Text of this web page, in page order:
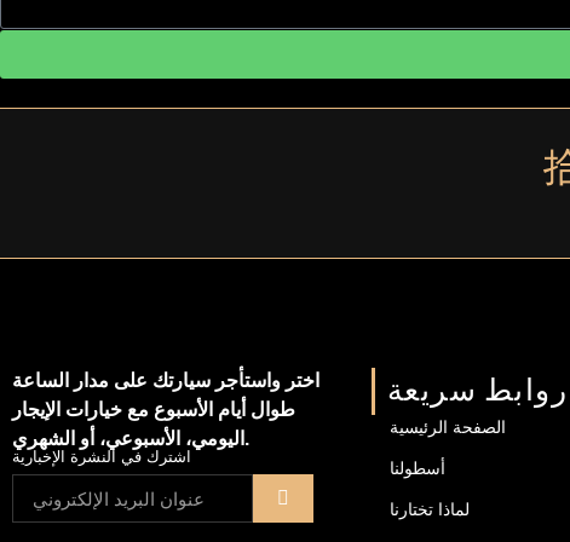
اختر واستأجر سيارتك على مدار الساعة
طوال أيام الأسبوع مع خيارات الإيجار
اليومي، الأسبوعي، أو الشهري.
اشترك في النشرة الإخبارية
روابط سريعة
الصفحة الرئيسية
أسطولنا
لماذا تختارنا